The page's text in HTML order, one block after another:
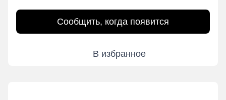
Сообщить, когда появится
В избранное